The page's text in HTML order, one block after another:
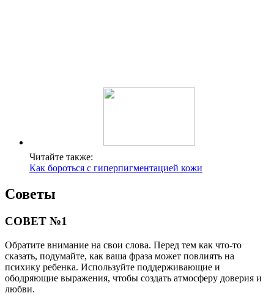
Читайте также:
Как бороться с гиперпигментацией кожи
Советы
СОВЕТ №1
Обратите внимание на свои слова. Перед тем как что-то
сказать, подумайте, как ваша фраза может повлиять на
психику ребенка. Используйте поддерживающие и
ободряющие выражения, чтобы создать атмосферу доверия и
любви.